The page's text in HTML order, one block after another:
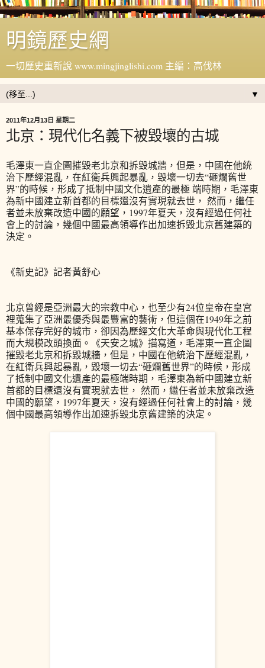
明鏡歷史網
一切歷史重新說 www.mingjinglishi.com 主編：高伐林
▼
2011年12月13日 星期二
北京：現代化名義下被毀壞的古城
毛澤東一直企圖摧毀老北京和拆毀城牆，但是，中國在他統
治下歷經混亂，在紅衛兵興起暴亂，毀壞一切去“砸爛舊世
界”的時候，形成了抵制中國文化遺產的最極 端時期，毛澤東
為新中國建立新首都的目標還沒有實現就去世， 然而，繼任
者並未放棄改造中國的願望，1997年夏天，沒有經過任何社
會上的討論，幾個中國最高領導作出加速拆毀北京舊建築的
決定。
《新史記》記者黃舒心
北京曾經是亞洲最大的宗教中心，也至少有24位皇帝在皇宮
裡蒐集了亞洲最優秀與最豐富的藝術，但這個在1949年之前
基本保存完好的城市，卻因為歷經文化大革命與現代化工程
而大規模改頭換面。《天安之城》描寫道，毛澤東一直企圖
摧毀老北京和拆毀城牆，但是，中國在他統治下歷經混亂，
在紅衛兵興起暴亂，毀壞一切去“砸爛舊世界”的時候，形成
了抵制中國文化遺產的最極端時期，毛澤東為新中國建立新
首都的目標還沒有實現就去世， 然而，繼任者並未放棄改造
中國的願望，1997年夏天，沒有經過任何社會上的討論，幾
個中國最高領導作出加速拆毀北京舊建築的決定。